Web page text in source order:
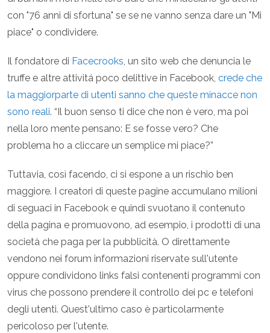
con "76 anni di sfortuna" se se ne vanno senza dare un "Mi
piace" o condividere.
Il fondatore di Facecrooks, un sito web che denuncia le
truffe e altre attivitá poco delittive in Facebook, crede che
la maggiorparte di utenti sanno che queste minacce non
sono reali. “Il buon senso ti dice che non è vero, ma poi
nella loro mente pensano: E se fosse vero? Che
problema ho a cliccare un semplice mi piace?”
Tuttavia, così facendo, ci si espone a un rischio ben
maggiore. I creatori di queste pagine accumulano milioni
di seguaci in Facebook e quindi svuotano il contenuto
della pagina e promuovono, ad esempio, i prodotti di una
società che paga per la pubblicità. O direttamente
vendono nei forum informazioni riservate sull'utente
oppure condividono links falsi contenenti programmi con
virus che possono prendere il controllo dei pc e telefoni
degli utenti. Quest'ultimo caso è particolarmente
pericoloso per l'utente.